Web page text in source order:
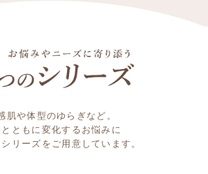
肌や体型のゆらぎなど。
ともに変化するお悩みに
リーズをご用意しています。